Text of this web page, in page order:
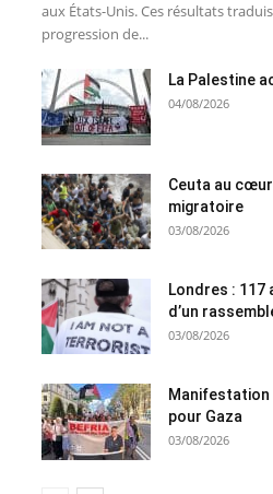
aux États-Unis. Ces résultats
progression de...
La Palestine
04/08/2026
Ceuta au
migratoire
03/08/2026
Londres :
d’un
03/08/2026
pour Gaza
03/08/2026